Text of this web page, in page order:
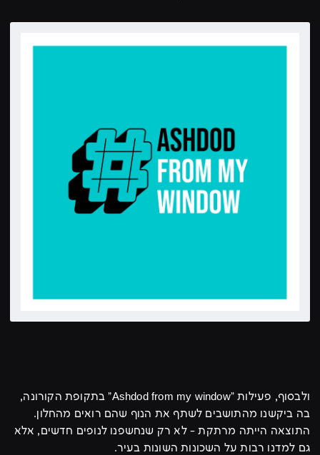
ולבסוף, פעילות "Ashdod from my window" בתקופת הקורונה,
בה ביקשנו מהתושבים לשתף את הנוף שהם רואים מהחלון.
התוצאה הייתה מרתקת - לא רק שנחשפנו לנופים חדשים, אלא
גם למדנו רבות על השכונות השונות בעיר.